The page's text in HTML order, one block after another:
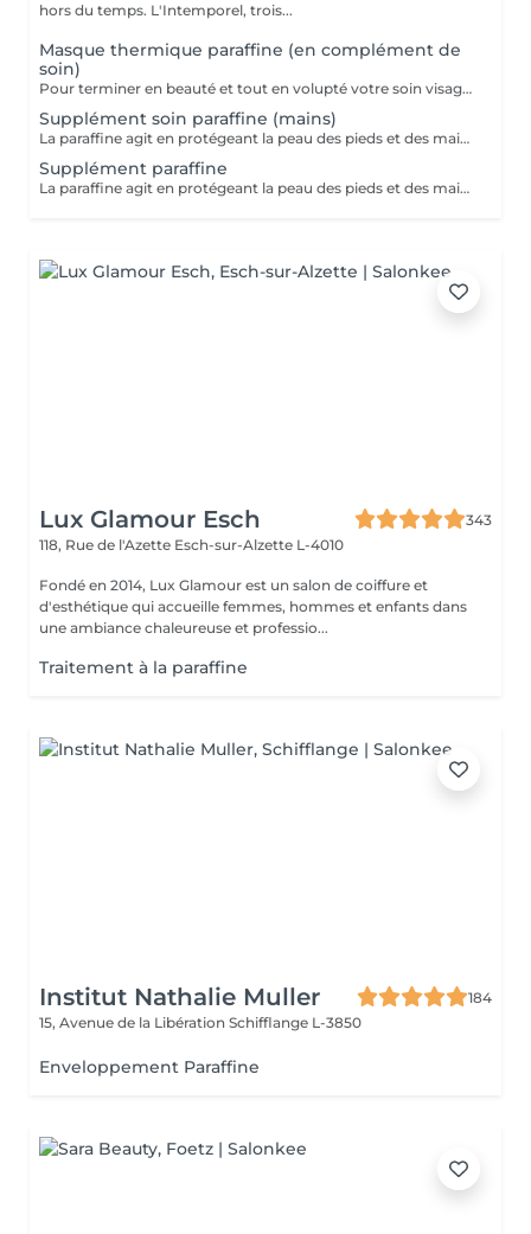
hors du temps. L'Intemporel, trois...
Masque thermique paraffine (en complément de
soin)
Pour terminer en beauté et tout en volupté votre soin visage, nous vous proposons le 'double masque '. Cela consiste en une application d'un masque crème bourré d'actifs hydratants/régénérants/anti-âge ou anti-oxydants suivi d'un bain de paraffine tiède. Ceci permet la pénétration intégrale du masque crème grâce à la chaleur de la paraffine et un fin de soin en douceur grâce aux actifs de la paraffine adoucissants et calmants. Une véritable sensation de détente.
Supplément soin paraffine (mains)
La paraffine agit en protégeant la peau des pieds et des mains contre les agressions extérieures. Sa capacité de rétention d'eau favorise l'hydratation de la peau. Le traitement à la paraffine est idéal pour avoir des membres lisses. En effet, ce produit procure un effet rajeunissant à la peau, en plus de l'adoucir. Uniquement avec un service de manucurie effectué à l'institut le même jour
Supplément paraffine
La paraffine agit en protégeant la peau des pieds et des mains contre les agressions extérieures. Sa capacité de rétention d'eau favorise l'hydratation de la peau. Le traitement à la paraffine est idéal pour avoir des membres lisses. En effet, ce produit procure un effet rajeunissant à la peau, en plus de l'adoucir. Uniquement avec un service de beauté des pieds ou de pédicurie effectué à l'institut le même jour
Lux Glamour Esch
343
118, Rue de l'Azette Esch-sur-Alzette L-4010
Fondé en 2014, Lux Glamour est un salon de coiffure et
d'esthétique qui accueille femmes, hommes et enfants dans
une ambiance chaleureuse et professio...
Traitement à la paraffine
Institut Nathalie Muller
184
15, Avenue de la Libération Schifflange L-3850
Enveloppement Paraffine